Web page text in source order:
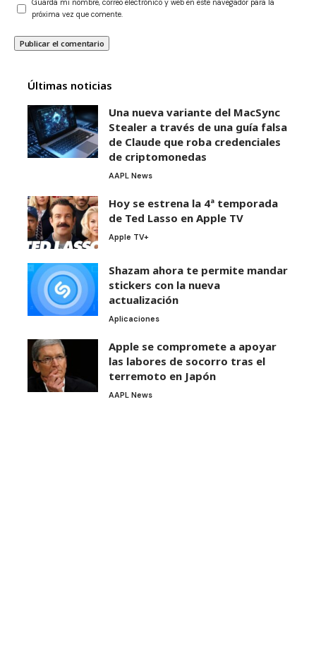
Guarda mi nombre, correo electrónico y web en este navegador para la
próxima vez que comente.
Últimas noticias
Una nueva variante del MacSync
Stealer a través de una guía falsa
de Claude que roba credenciales
de criptomonedas
AAPL News
Hoy se estrena la 4ª temporada
de Ted Lasso en Apple TV
Apple TV+
Shazam ahora te permite mandar
stickers con la nueva
actualización
Aplicaciones
Apple se compromete a apoyar
las labores de socorro tras el
terremoto en Japón
AAPL News